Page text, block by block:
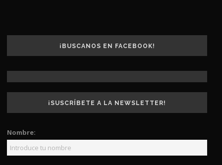
¡BUSCANOS EN FACEBOOK!
¡SUSCRÍBETE A LA NEWSLETTER!
Nombre: